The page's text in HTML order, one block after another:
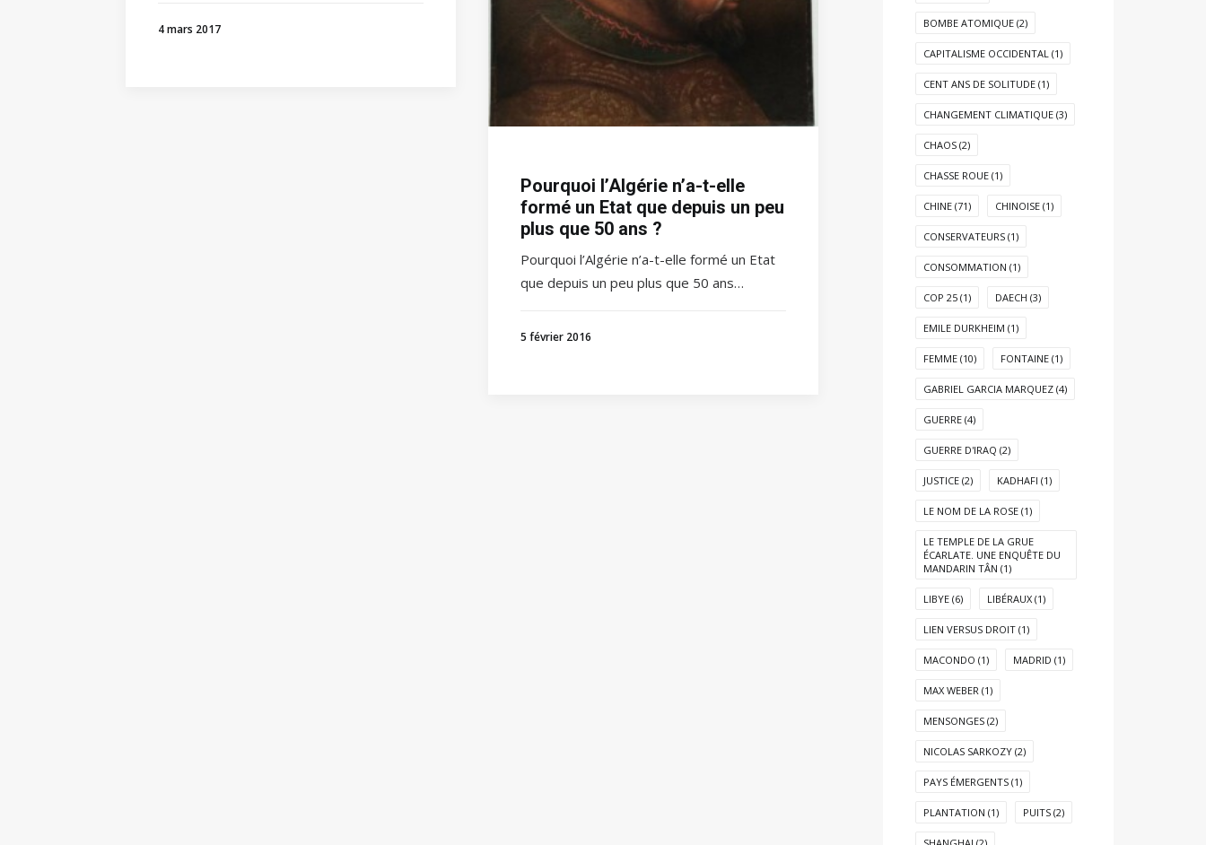
4 mars 2017
Pourquoi l’Algérie n’a-t-elle
formé un Etat que depuis un peu
plus que 50 ans ?
Pourquoi l’Algérie n’a-t-elle formé un Etat
que depuis un peu plus que 50 ans…
5 février 2016
BOMBE ATOMIQUE(2)
CAPITALISME OCCIDENTAL(1)
CENT ANS DE SOLITUDE(1)
CHANGEMENT CLIMATIQUE(3)
CHAOS(2)
CHASSE ROUE(1)
CHINE(71) CHINOISE(1)
CONSERVATEURS(1)
CONSOMMATION (1)
COP 25(1) DAECH (3)
EMILE DURKHEIM (1)
FEMME(10) FONTAINE(1)
GABRIEL GARCIA MARQUEZ(4)
GUERRE(4)
GUERRE D'IRAQ (2)
JUSTICE(2) KADHAFI (1)
LE NOM DE LA ROSE(1)
LE TEMPLE DE LA GRUE
ÉCARLATE. UNE ENQUÊTE DU
MANDARIN TÂN (1)
LIBYE(6) LIBÉRAUX(1)
LIEN VERSUS DROIT(1)
MACONDO (1) MADRID (1)
MAX WEBER(1)
MENSONGES(2)
NICOLAS SARKOZY(2)
PAYS ÉMERGENTS(1)
PLANTATION (1) PUITS(2)